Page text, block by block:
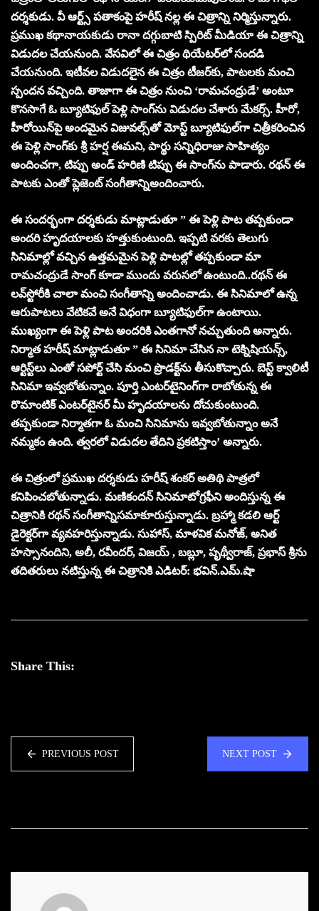
దర్శకుడు. వీ ఆర్ట్స్‌ పతాకంపై హరీష్‌ నల్ల ఈ చిత్రాన్ని నిర్మిస్తున్నారు.
ప్రముఖ కథానాయకుడు రానా దగ్గుబాటి స్పిరిట్ మీడియా ఈ చిత్రాన్ని
విడుదల చేయనుంది. వేసవిలో ఈ చిత్రం థియేటర్‌లో సందడి
చేయనుంది. ఇటీవల విడుదలైన ఈ చిత్రం టీజర్‌కు, పాటలకు మంచి
స్పందన వచ్చింది. తాజాగా ఈ చిత్రం నుంచి ‘రామచంద్రుడే’ అంటూ
కొనసాగే ఓ బ్యూటిఫుల్‌ పెళ్లి సాంగ్‌ను విడుదల చేశారు మేకర్స్‌. హీరో,
హీరోయిన్‌పై అందమైన విజువల్స్‌తో మోస్ట్ బ్యూటిఫుల్‌గా చిత్రీకరించిన
ఈ పెళ్లి సాంగ్‌కు శ్రీ హర్ష ఈమని, పార్థు సన్నిధిరాజు సాహిత్యం
అందించగా, టిప్పు అండ్‌ హరిణి టిప్పు ఈ సాంగ్‌ను పాడారు. రథన్‌ ఈ
పాటకు ఎంతో ప్లెజెంట్‌ సంగీతాన్నిఅందించారు.
ఈ సందర్భంగా దర్శకుడు మాట్లాడుతూ ” ఈ పెళ్లి పాట తప్పకుండా
అందరి హృదయాలకు హత్తుకుంటుంది. ఇప్పటి వరకు తెలుగు
సినిమాల్లో వచ్చిన ఉత్తమమైన పెళ్లి పాటల్లో తప్పకుండా మా
రామచంద్రుడే సాంగ్‌ కూడా ముందు వరుసలో ఉంటుంది..రథన్‌ ఈ
లవ్‌స్టోరీకి చాలా మంచి సంగీతాన్ని అందించాడు. ఈ సినిమాలో ఉన్న
ఆరుపాటలు వేటికవే అనే విధంగా బ్యూటిఫుల్‌గా ఉంటాయి.
ముఖ్యంగా ఈ పెళ్లి పాట అందరికి ఎంతగానో నచ్చుతుంది అన్నారు.
నిర్మాత హరీష్‌ మాట్లాడుతూ ” ఈ సినిమా చేసిన నా టెక్నిషియన్స్‌,
ఆర్టిస్ట్‌లు ఎంతో సపోర్ట్‌ చేసి మంచి ప్రొడక్ట్‌ను తీసుకొచ్చారు. బెస్ట్‌ క్వాలిటీ
సినిమా ఇవ్వబోతున్నాం. పూర్తి ఎంటర్‌టైనింగ్‌గా రాబోతున్న ఈ
రొమాంటిక్‌ ఎంటర్‌టైనర్‌ మీ హృదయాలను దోచుకుంటుంది.
తప్పకుండా నిర్మాతగా ఓ మంచి సినిమాను ఇవ్వబోతున్నాం అనే
నమ్మకం ఉంది. త్వరలో విడుదల తేదిని ప్రకటిస్తాం’ అన్నారు.
ఈ చిత్రంలో ప్రముఖ దర్శకుడు హరీష్ శంకర్ అతిథి పాత్రలో
కనిపించబోతున్నాడు. మణికందన్‌ సినిమాటోగ్రఫీని అందిస్తున్న ఈ
చిత్రానికి రథన్‌ సంగీతాన్నిసమాకూరుస్తున్నాడు. బ్రహ్మా కడలి ఆర్ట్‌
డైరెక్టర్‌గా వ్యవహరిస్తున్నాడు. సుహాస్‌, మాళవిక మనోజ్‌, అనిత
హస్సానందిని, అలీ, రవీందర్‌, విజయ్‌ , బబ్లూ, పృథ్వీరాజ్‌, ప్రభాస్‌ శ్రీను
తదితరులు నటిస్తున్న ఈ చిత్రానికి ఎడిటర్‌: భవిన్‌.ఎమ్‌.షా
Share This:
PREVIOUS POST NEXT POST